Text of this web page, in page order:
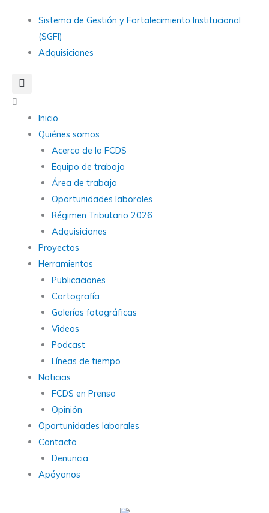
contenido
Main
Sistema de Gestión y Fortalecimiento Institucional
(SGFI)
Adquisiciones
Main
Menu
Inicio
Quiénes somos
Acerca de la FCDS
Equipo de trabajo
Área de trabajo
Oportunidades laborales
Régimen Tributario 2026
Adquisiciones
Proyectos
Herramientas
Publicaciones
Cartografía
Galerías fotográficas
Videos
Podcast
Líneas de tiempo
Noticias
FCDS en Prensa
Opinión
Oportunidades laborales
Contacto
Denuncia
Apóyanos